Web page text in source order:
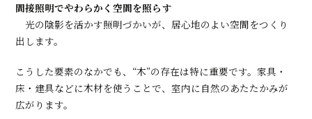
間接照明でやわらかく空間を照らす
光の陰影を活かす照明づかいが、居心地のよい空間をつくり
出します。
こうした要素のなかでも、“木”の存在は特に重要です。家具・
床・建具などに木材を使うことで、室内に自然のあたたかみが
広がります。